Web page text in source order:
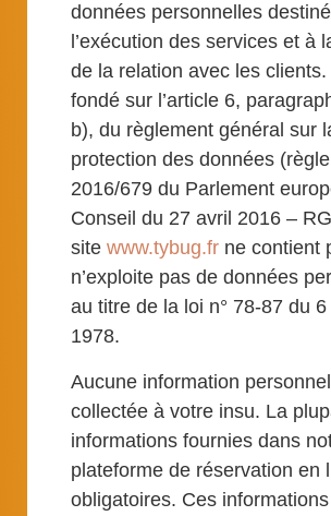
données personnelles
l’exécution des services et à
de la relation avec les
fondé sur l’article 6,
b), du règlement général sur
protection des données
2016/679 du Parlement
Conseil du 27 avril 2016 –
site www.tybug.fr ne contient
n’exploite pas de données
au titre de la loi n° 78-87 du
1978.
Aucune information
collectée à votre insu. La
informations fournies dans
plateforme de réservation en
obligatoires. Ces